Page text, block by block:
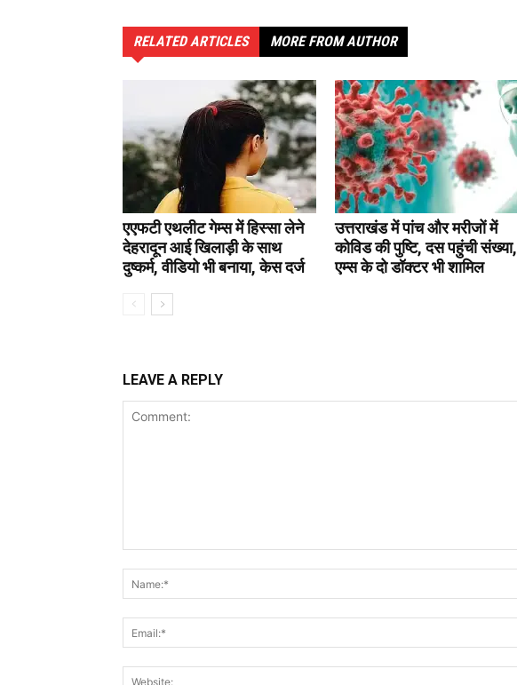
RELATED ARTICLES MORE FROM AUTHOR
एएफटी एथलीट गेम्स में हिस्सा लेने
देहरादून आई खिलाड़ी के साथ
दुष्कर्म, वीडियो भी बनाया, केस दर्ज
उत्तराखंड में पांच और मरीजों में
कोविड की पुष्टि, दस पहुंची संख्या,
एम्स के दो डॉक्टर भी शामिल
LEAVE A REPLY